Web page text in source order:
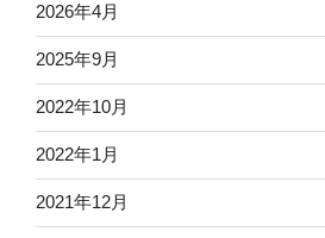
2026年4月
2025年9月
2022年10月
2022年1月
2021年12月